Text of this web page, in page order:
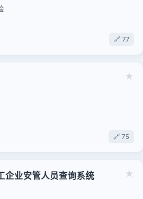
🔗 77
★
🔗 75
★
企业安管人员查询系统